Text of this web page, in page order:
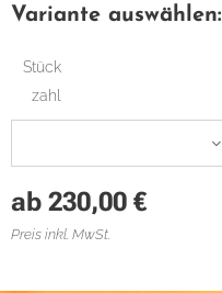
Variante auswählen:
Stück
zahl
ab 230,00 €
Preis inkl. MwSt.